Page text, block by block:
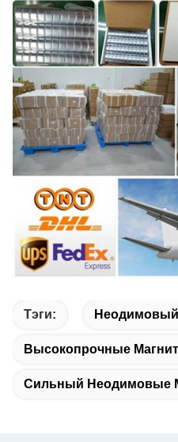
Тэги:
Высокопрочные
Сильный Неодимовые